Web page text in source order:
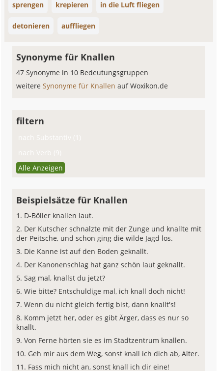
sprengen krepieren in die Luft fliegen
detonieren auffliegen
Synonyme für Knallen
47 Synonyme in 10 Bedeutungsgruppen
weitereSynonyme für Knallenauf Woxikon.de
filtern
nach Substantiv (1)
nach Verb (9)
Alle Anzeigen
Beispielsätze für Knallen
D-Böller knallen laut.
Der Kutscher schnalzte mit der Zunge und knallte mit
der Peitsche, und schon ging die wilde Jagd los.
Die Kanne ist auf den Boden geknallt.
Der Kanonenschlag hat ganz schön laut geknallt.
Sag mal, knallst du jetzt?
Wie bitte? Entschuldige mal, ich knall doch nicht!
Wenn du nicht gleich fertig bist, dann knallt's!
Komm jetzt her, oder es gibt Ärger, dass es nur so
knallt.
Von Ferne hörten sie es im Stadtzentrum knallen.
Geh mir aus dem Weg, sonst knall ich dich ab, Alter.
Fass mich nicht an, sonst knall ich dir eine!